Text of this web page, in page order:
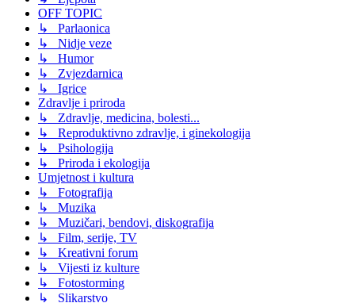
OFF TOPIC
↳ Parlaonica
↳ Nidje veze
↳ Humor
↳ Zvjezdarnica
↳ Igrice
Zdravlje i priroda
↳ Zdravlje, medicina, bolesti...
↳ Reproduktivno zdravlje, i ginekologija
↳ Psihologija
↳ Priroda i ekologija
Umjetnost i kultura
↳ Fotografija
↳ Muzika
↳ Muzičari, bendovi, diskografija
↳ Film, serije, TV
↳ Kreativni forum
↳ Vijesti iz kulture
↳ Fotostorming
↳ Slikarstvo